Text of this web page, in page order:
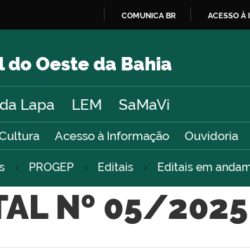
O
COMUNICA BR ACESSO À
Oeste da Bahia
Lapa LEM SaMaVi
Acesso à Informação Ouvidoria
PROGEP Editais Editais em
Nº 05/2025